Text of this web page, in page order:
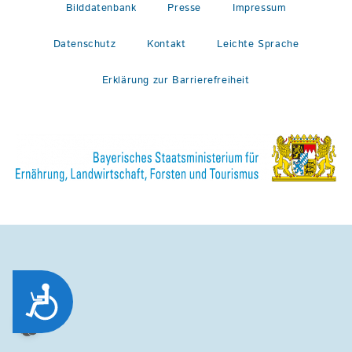
Zug&auml;nglichkeit
Bilddatenbank Presse Impressum
Datenschutz Kontakt Leichte Sprache
Erklärung zur Barrierefreiheit